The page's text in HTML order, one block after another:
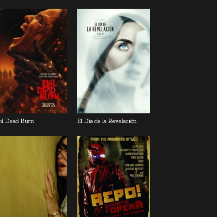
Dead Burn El Día de la Revelación